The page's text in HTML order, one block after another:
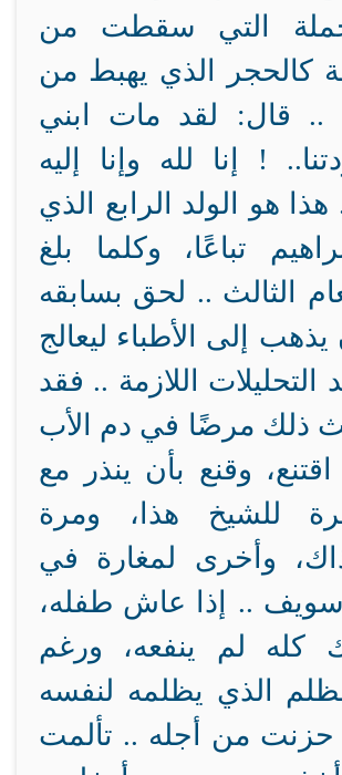
التي سقطت من
كالحجر الذي يهبط من
.. قال: لقد مات ابني
! إنا لله وإنا إليه
هو الولد الرابع الذي
تباعًا، وكلما بلغ
الثالث .. لحق بسابقه
يذهب إلى الأطباء ليعالج
التحليلات اللازمة .. فقد
ذلك مرضًا في دم الأب
اقتنع، وقنع بأن ينذر مع
للشيخ هذا، ومرة
وأخرى لمغارة في
.. إذا عاش طفله،
كله لم ينفعه، ورغم
الذي يظلمه لنفسه
حزنت من أجله .. تألمت